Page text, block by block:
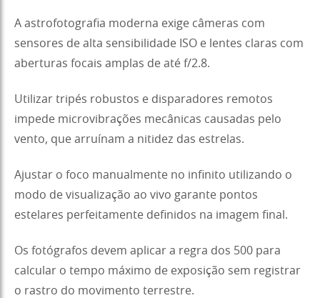
A astrofotografia moderna exige câmeras com
sensores de alta sensibilidade ISO e lentes claras com
aberturas focais amplas de até f/2.8.
Utilizar tripés robustos e disparadores remotos
impede microvibrações mecânicas causadas pelo
vento, que arruínam a nitidez das estrelas.
Ajustar o foco manualmente no infinito utilizando o
modo de visualização ao vivo garante pontos
estelares perfeitamente definidos na imagem final.
Os fotógrafos devem aplicar a regra dos 500 para
calcular o tempo máximo de exposição sem registrar
o rastro do movimento terrestre.